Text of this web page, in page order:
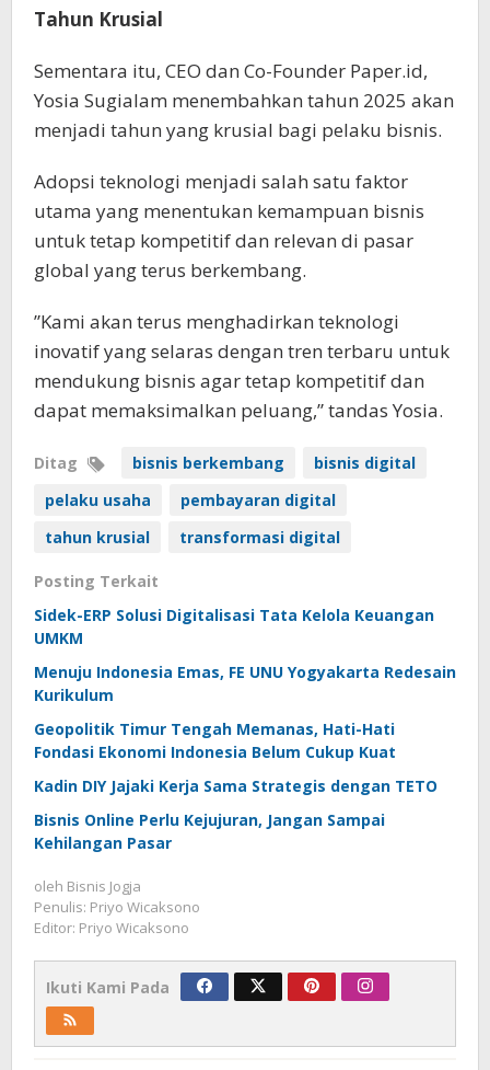
Tahun Krusial
Sementara itu, CEO dan Co-Founder Paper.id,
Yosia Sugialam menembahkan tahun 2025 akan
menjadi tahun yang krusial bagi pelaku bisnis.
Adopsi teknologi menjadi salah satu faktor
utama yang menentukan kemampuan bisnis
untuk tetap kompetitif dan relevan di pasar
global yang terus berkembang.
”Kami akan terus menghadirkan teknologi
inovatif yang selaras dengan tren terbaru untuk
mendukung bisnis agar tetap kompetitif dan
dapat memaksimalkan peluang,” tandas Yosia.
Ditag bisnis berkembang
bisnis digital
pelaku usaha
pembayaran digital
tahun krusial
transformasi digital
Posting Terkait
Sidek-ERP Solusi Digitalisasi Tata Kelola Keuangan
UMKM
Menuju Indonesia Emas, FE UNU Yogyakarta Redesain
Kurikulum
Geopolitik Timur Tengah Memanas, Hati-Hati
Fondasi Ekonomi Indonesia Belum Cukup Kuat
Kadin DIY Jajaki Kerja Sama Strategis dengan TETO
Bisnis Online Perlu Kejujuran, Jangan Sampai
Kehilangan Pasar
oleh Bisnis Jogja
Penulis: Priyo Wicaksono
Editor: Priyo Wicaksono
Ikuti Kami Pada